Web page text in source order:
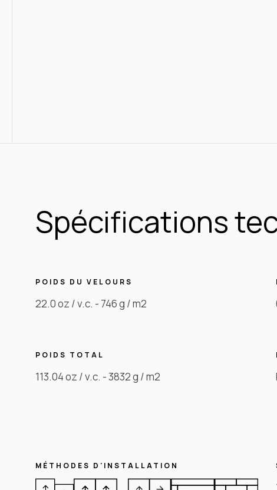
Spécifications
POIDS DU VELOURS
22.0 oz / v.c. - 746 g / m2
POIDS TOTAL
113.04 oz / v.c. - 3832 g / m2
MÉTHODES D'INSTALLATION